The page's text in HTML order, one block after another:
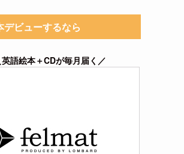
デビューするなら
英語絵本＋CDが毎月届く／